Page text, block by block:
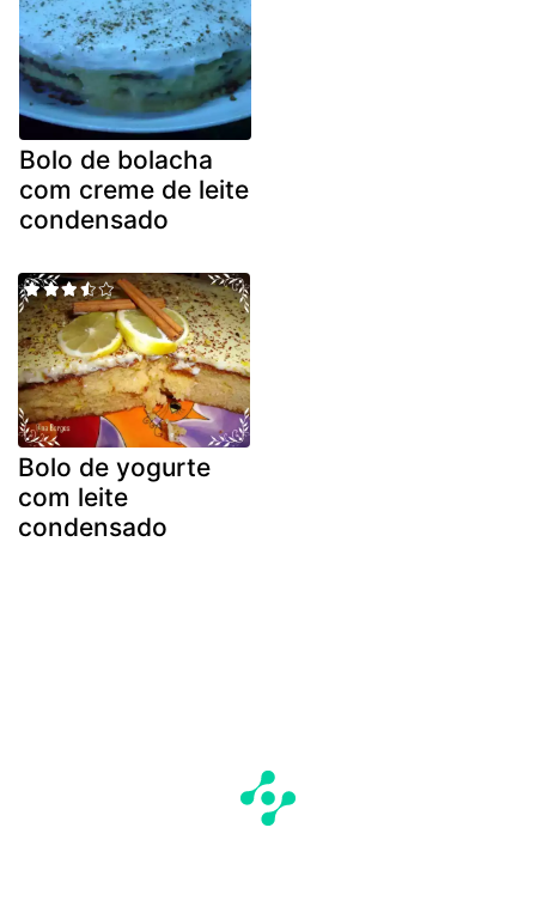
Bolo de bolacha
com creme de leite
condensado
Bolo de yogurte
com leite
condensado